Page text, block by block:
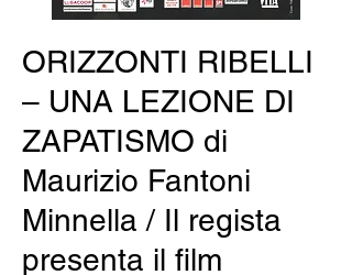
ORIZZONTI RIBELLI
– UNA LEZIONE DI
ZAPATISMO di
Maurizio Fantoni
Minnella / Il regista
presenta il film